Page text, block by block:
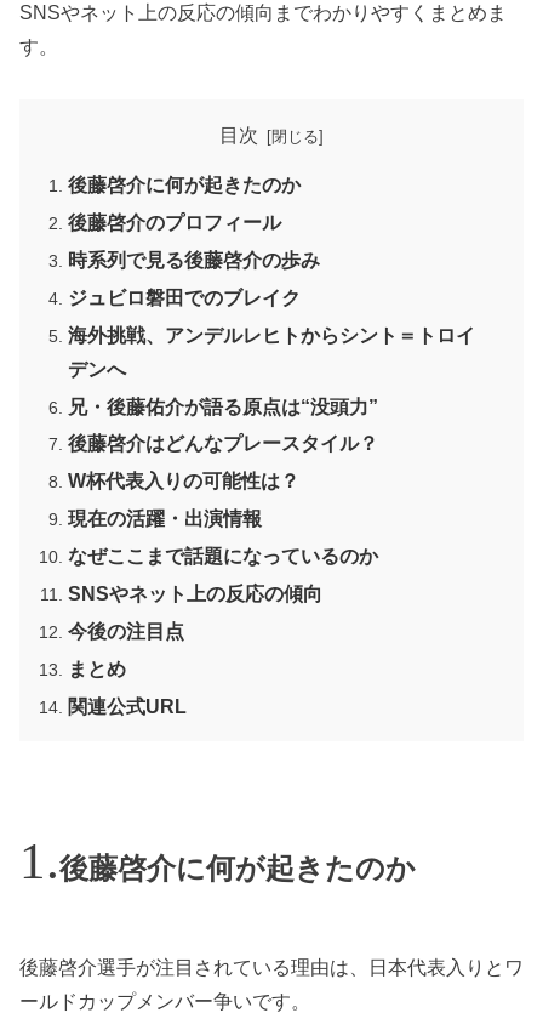
SNSやネット上の反応の傾向までわかりやすくまとめま
す。
目次
後藤啓介に何が起きたのか
後藤啓介のプロフィール
時系列で見る後藤啓介の歩み
ジュビロ磐田でのブレイク
海外挑戦、アンデルレヒトからシント＝トロイ
デンへ
兄・後藤佑介が語る原点は“没頭力”
後藤啓介はどんなプレースタイル？
W杯代表入りの可能性は？
現在の活躍・出演情報
なぜここまで話題になっているのか
SNSやネット上の反応の傾向
今後の注目点
まとめ
関連公式URL
後藤啓介に何が起きたのか
後藤啓介選手が注目されている理由は、日本代表入りとワ
ールドカップメンバー争いです。